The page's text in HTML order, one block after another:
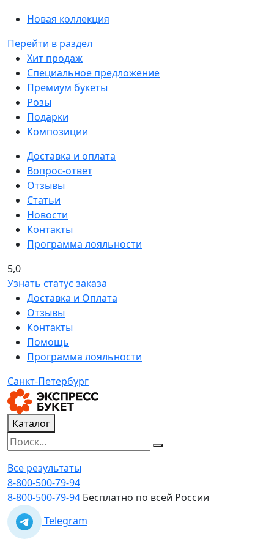
Новая коллекция
Перейти в раздел
Хит продаж
Специальное предложение
Премиум букеты
Розы
Подарки
Композиции
Доставка и оплата
Вопрос-ответ
Отзывы
Статьи
Новости
Контакты
Программа лояльности
5,0
Узнать статус заказа
Доставка и Оплата
Отзывы
Контакты
Помощь
Программа лояльности
Санкт-Петербург
Каталог
Все результаты
8-800-500-79-94
8-800-500-79-94 Бесплатно по всей России
Telegram